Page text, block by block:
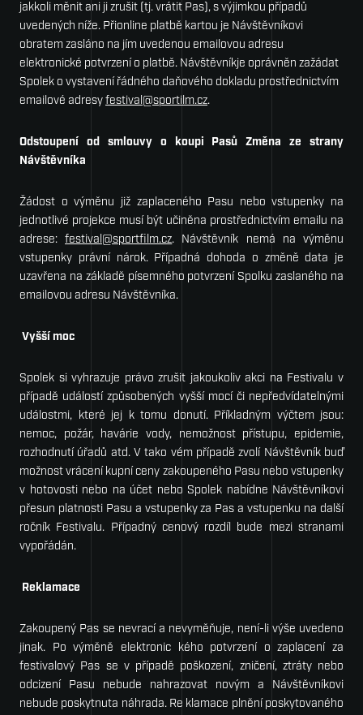
jakkoli měnit ani ji zrušit (tj. vrátit Pas), s výjimkou případů
uvedených níže. Přionline platbě kartou je Návštěvníkovi
obratem zasláno na jím uvedenou emailovou adresu
elektronické potvrzení o platbě. Návštěvníkje oprávněn zažádat
Spolek o vystavení řádného daňového dokladu prostřednictvím
emailové adresy festival@sportilm.cz.
Odstoupení od smlouvy o koupi Pasů Změna ze strany
Návštěvníka
Žádost o výměnu již zaplaceného Pasu nebo vstupenky na
jednotlivé projekce musí být uči­něna prostřednictvím emailu na
adrese:festival@sportfilm.cz. Návštěvník nemá na výměnu
vstupenky právní nárok. Případná dohoda o změně data je
uzavřena na základě písemného potvrzení Spolku zaslaného na
emailovou adresu Návštěvníka.
Vyšší moc
Spolek si vyhrazuje právo zrušit jakoukoliv akci na Festivalu v
případě událostí způsobených vyšší mocí či nepředvídatelnými
událostmi, které jej k tomu donutí. Příkladným výčtem jsou:
nemoc, požár, havárie vody, nemožnost přístupu, epidemie,
rozhodnutí úřadů atd. V tako­ vém případě zvolí Návštěvník buď
možnost vrácení kupní ceny zakoupeného Pasu nebo vstupenky
v hotovosti nebo na účet nebo Spolek nabídne Návštěvníkovi
přesun platnosti Pasu a vstupenky za Pas a vstupenku na další
ročník Festivalu. Případný cenový rozdíl bude mezi stranami
vypořádán.
Reklamace
Zakoupený Pas se nevrací a nevyměňuje, není-li výše uvedeno
jinak. Po výměně elektronic­ kého potvrzení o zaplacení za
festivalový Pas se v případě poškození, zničení, ztráty nebo
odcizení Pasu nebude nahrazovat novým a Návštěvníkovi
nebude poskytnuta náhrada. Re­ klamace plnění poskytovaného